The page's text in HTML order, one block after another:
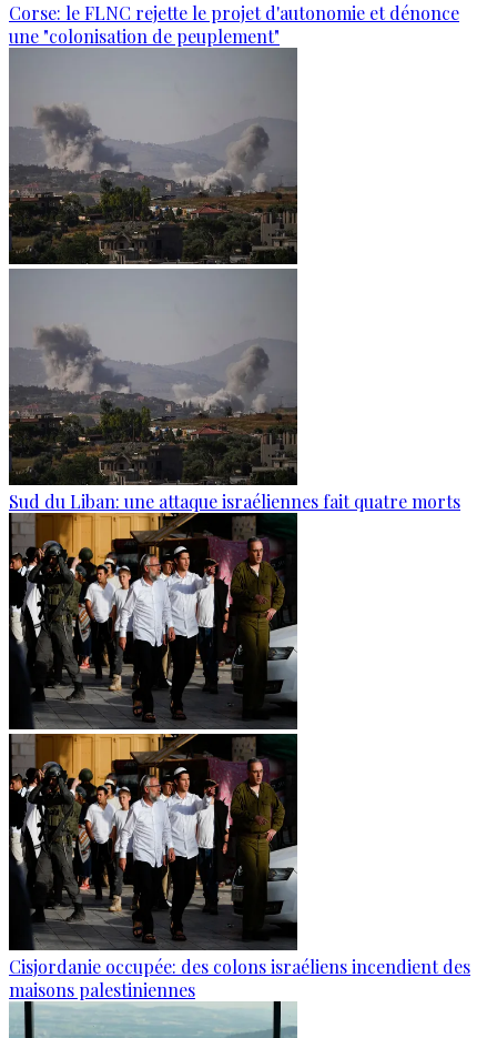
Corse: le FLNC rejette le projet d'autonomie et dénonce
une "colonisation de peuplement"
Sud du Liban: une attaque israéliennes fait quatre morts
Cisjordanie occupée: des colons israéliens incendient des
maisons palestiniennes